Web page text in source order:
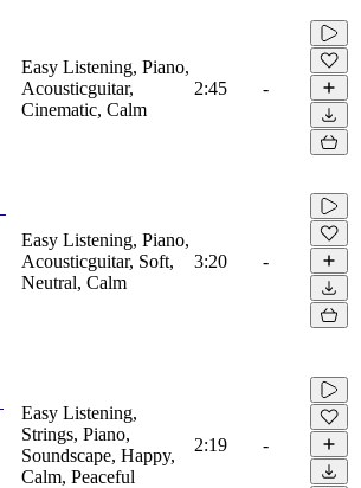
Easy Listening, Piano,
Acousticguitar,
Cinematic, Calm
2:45 -
Easy Listening, Piano,
Acousticguitar, Soft,
Neutral, Calm
3:20 -
Easy Listening,
Strings, Piano,
Soundscape, Happy,
Calm, Peaceful
2:19 -